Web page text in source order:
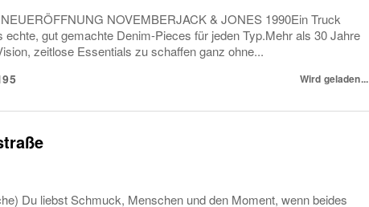
NOVEMBERJACK & JONES 1990Ein Truck
gut gemachte Denim-Pieces für jeden Typ.Mehr als 30 Jahre
zeitlose Essentials zu schaffen ganz ohne...
Wird geladen...
Du liebst Schmuck, Menschen und den Moment, wenn beides